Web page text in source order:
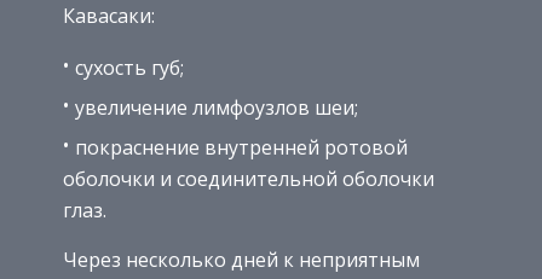
Кавасаки:
сухость губ;
увеличение лимфоузлов шеи;
покраснение внутренней ротовой
оболочки и соединительной оболочки
глаз.
Через несколько дней к неприятным